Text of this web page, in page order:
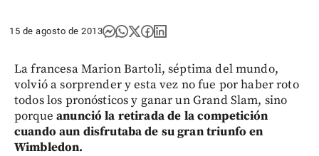
15 de agosto de 2013
La francesa Marion Bartoli, séptima del mundo,
volvió a sorprender y esta vez no fue por haber roto
todos los pronósticos y ganar un Grand Slam, sino
porqueanunció la retirada de la competición
cuando aun disfrutaba de su gran triunfo en
Wimbledon.